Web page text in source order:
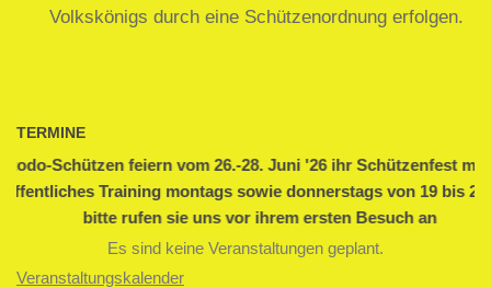
Volkskönigs durch eine Schützenordnung erfolgen.
TERMINE
Schützen feiern vom 26.-28. Juni '26 ihr Schützenfest mit
Training montags sowie donnerstags von 19 bis 21
bitte rufen sie uns vor ihrem ersten Besuch an
Es sind keine Veranstaltungen geplant.
Veranstaltungskalender